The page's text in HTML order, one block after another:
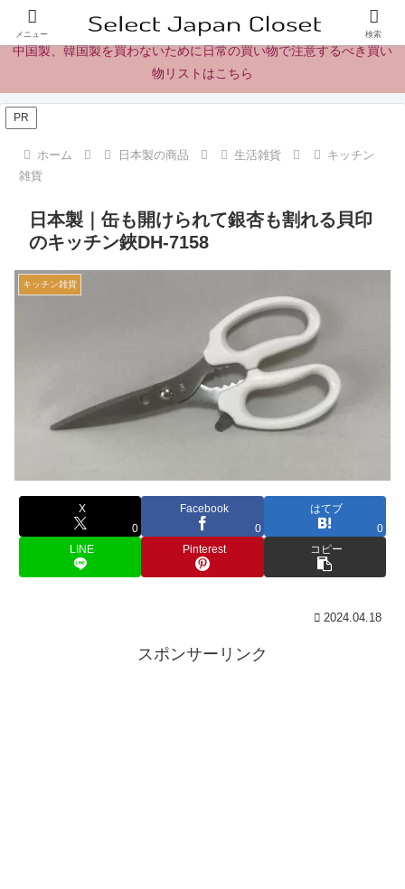
日本製の商品、製品、食品レビューとニュース
中国製、韓国製を買わないために日常の買い物で注意するべき買い
物リストはこちら
PR
ホーム 日本製の商品 生活雑貨
キッチン
雑貨
日本製｜缶も開けられて銀杏も割れる貝印
のキッチン鋏DH-7158
キッチン雑貨
X
0
Facebook
0
はてブ
0
LINE
Pinterest コピー
2024.04.18
スポンサーリンク
メニュー 検索